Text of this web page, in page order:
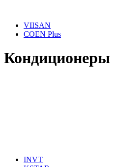
VIISAN
COEN Plus
Кондиционеры
INVT